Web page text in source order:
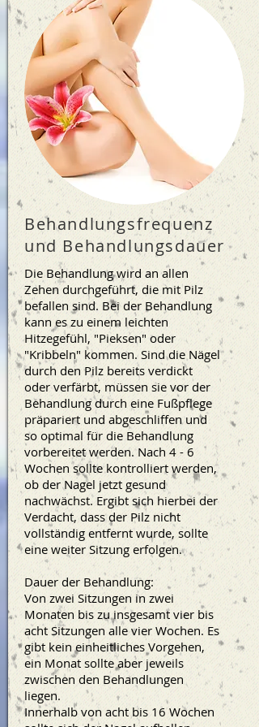
Behandlungsfrequenz
und Behandlungsdauer
Die Behandlung wird an allen
Zehen durchgeführt, die mit Pilz
befallen sind. Bei der Behandlung
kann es zu einem leichten
Hitzegefühl, "Pieksen" oder
"Kribbeln" kommen. Sind die Nägel
durch den Pilz bereits verdickt
oder verfärbt, müssen sie vor der
Behandlung durch eine Fußpflege
präpariert und abgeschliffen und
so optimal für die Behandlung
vorbereitet werden. Nach 4 - 6
Wochen sollte kontrolliert werden,
ob der Nagel jetzt gesund
nachwächst. Ergibt sich hierbei der
Verdacht, dass der Pilz nicht
vollständig entfernt wurde, sollte
eine weiter Sitzung erfolgen.
Dauer der Behandlung:
Von zwei Sitzungen in zwei
Monaten bis zu insgesamt vier bis
acht Sitzungen alle vier Wochen. Es
gibt kein einheitliches Vorgehen,
ein Monat sollte aber jeweils
zwischen den Behandlungen
liegen.
Innerhalb von acht bis 16 Wochen